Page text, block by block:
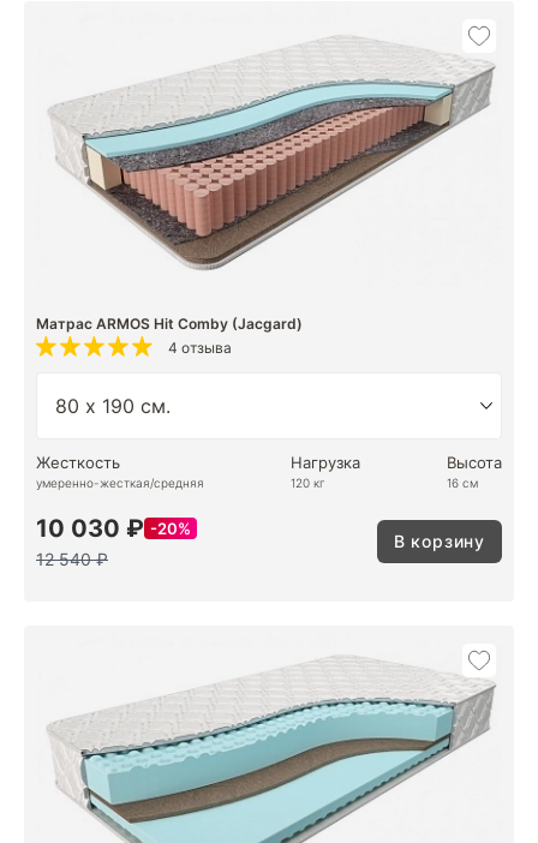
Матрас ARMOS Hit Comby (Jacgard)
4 отзыва
Жесткость
умеренно-жесткая/средняя
Нагрузка
120 кг
Высота
16 см
10 030 ₽ 20%
12 540 ₽
В корзину